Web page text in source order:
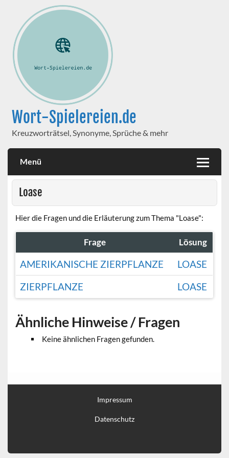
Wort-Spielereien.de
Kreuzworträtsel, Synonyme, Sprüche & mehr
Menü
Loase
Hier die Fragen und die Erläuterung zum Thema "Loase":
Frage Lösung
AMERIKANISCHE ZIERPFLANZE
LOASE
ZIERPFLANZE
LOASE
Ähnliche Hinweise / Fragen
Keine ähnlichen Fragen gefunden.
Impressum
Datenschutz